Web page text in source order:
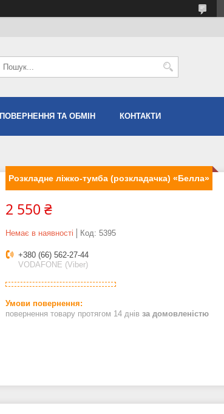
ПОВЕРНЕННЯ ТА ОБМІН КОНТАКТИ
Розкладне ліжко-тумба (розкладачка) «Белла»
2 550 ₴
Немає в наявності Код: 5395
+380 (66) 562-27-44
VODAFONE (Viber)
повернення товару протягом 14 днів за домовленістю